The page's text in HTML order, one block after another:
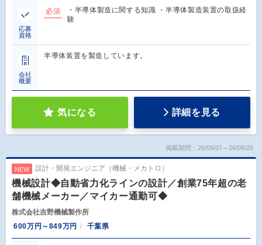
応募
資格
必須
・半導体製造に関する知識 ・半導体製造装置の取扱経
験
会社
概要
半導体装置を製造しています。
気になる 詳細を見る
掲載期間：26/08/07～26/08/20
NEW 設計・開発エンジニア（機械・メカトロ）
機械設計◆自動省力化ラインの設計／創業75年超の老
舗機械メーカー／マイカー通勤可◆
株式会社吉野機械製作所
600万円～849万円
千葉県